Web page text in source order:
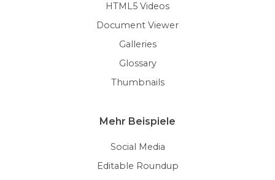
HTML5 Videos
Document Viewer
Galleries
Glossary
Thumbnails
Mehr Beispiele
Social Media
Editable Roundup